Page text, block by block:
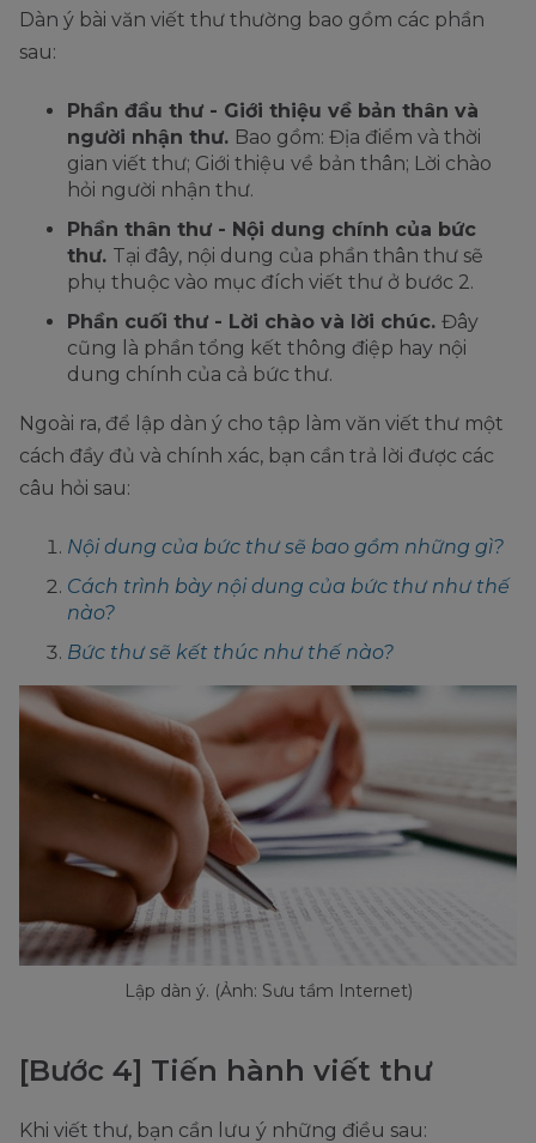
Dàn ý bài văn viết thư thường bao gồm các phần
sau:
Phần đầu thư - Giới thiệu về bản thân và
người nhận thư. Bao gồm: Địa điểm và thời
gian viết thư; Giới thiệu về bản thân; Lời chào
hỏi người nhận thư.
Phần thân thư - Nội dung chính của bức
thư. Tại đây, nội dung của phần thân thư sẽ
phụ thuộc vào mục đích viết thư ở bước 2.
Phần cuối thư - Lời chào và lời chúc. Đây
cũng là phần tổng kết thông điệp hay nội
dung chính của cả bức thư.
Ngoài ra, để lập dàn ý cho tập làm văn viết thư một
cách đầy đủ và chính xác, bạn cần trả lời được các
câu hỏi sau:
Nội dung của bức thư sẽ bao gồm những gì?
Cách trình bày nội dung của bức thư như thế
nào?
Bức thư sẽ kết thúc như thế nào?
Lập dàn ý. (Ảnh: Sưu tầm Internet)
[Bước 4] Tiến hành viết thư
Khi viết thư, bạn cần lưu ý những điều sau: